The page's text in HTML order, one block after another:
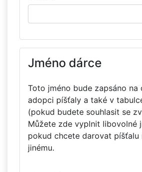
Jméno dárce
Toto jméno bude zapsáno
adopci píšťaly a také v
(pokud budete souhlasit se
Můžete zde vyplnit libovolné
pokud chcete darovat píšťalu
jinému.